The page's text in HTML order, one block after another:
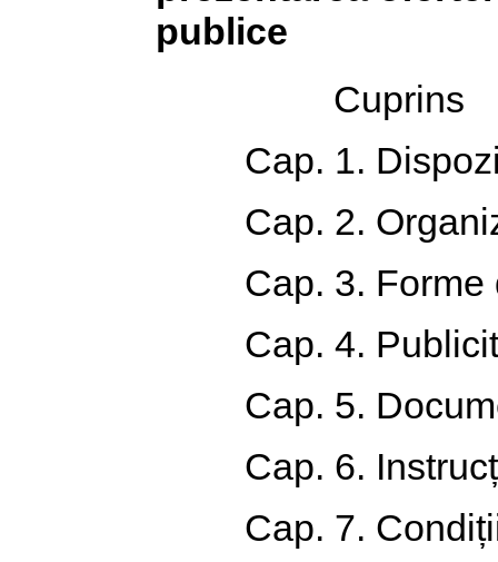
publice
Cuprins
Cap. 1.
Cap. 2.
Cap. 3. Forme
Cap. 4.
Cap. 5.
Cap. 6.
Cap. 7.